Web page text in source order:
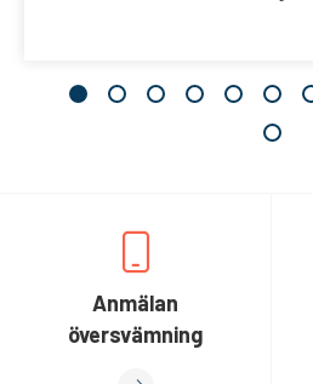
Anmälan
översvämning